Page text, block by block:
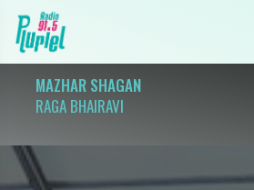
MAZHAR SHAGAN
RAGA BHAIRAVI